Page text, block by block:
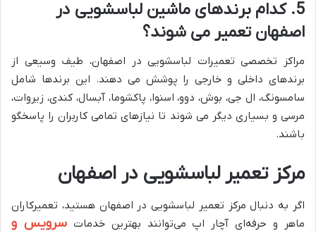
5. کدام برندهای ماشین لباسشویی در
اصفهان تعمیر می شوند؟
مراکز تخصصی تعمیرات لباسشویی در اصفهان، طیف وسیعی از
برندهای داخلی و خارجی را پوشش می دهند. این برندها شامل
سامسونگ، ال جی، بوش، دوو، اسنوا، پاکشوما، آبسال، کندی، زیروات،
مرسی و بسیاری دیگر می شوند تا نیازهای تمامی کاربران را پاسخگو
باشند.
مرکز تعمیر لباسشویی در اصفهان
اگر به دنبال مرکز تعمیر لباسشویی در اصفهان هستید، تعمیرکاران
ماهر و حرفه‌ای آچار اپ می‌توانند بهترین خدماتسرویس و